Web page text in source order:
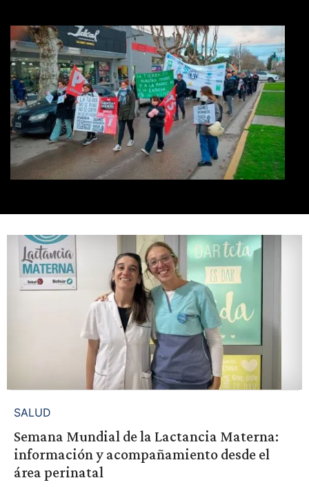
SALUD
Semana Mundial de la Lactancia Materna:
información y acompañamiento desde el
área perinatal